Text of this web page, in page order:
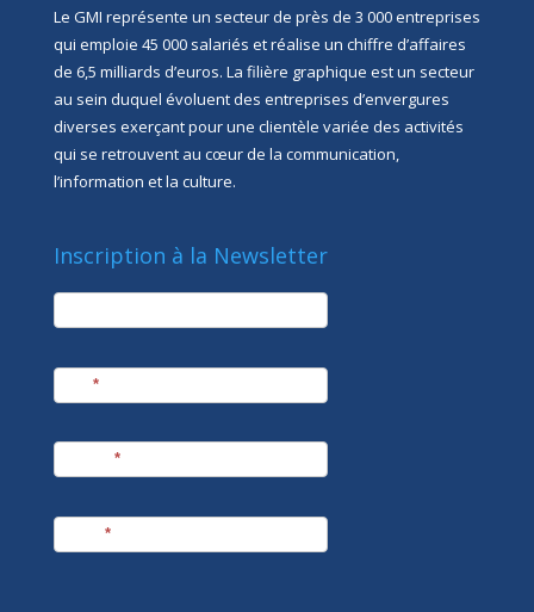
Le GMI représente un secteur de près de 3 000 entreprises
qui emploie 45 000 salariés et réalise un chiffre d’affaires
de 6,5 milliards d’euros. La filière graphique est un secteur
au sein duquel évoluent des entreprises d’envergures
diverses exerçant pour une clientèle variée des activités
qui se retrouvent au cœur de la communication,
l’information et la culture.
Inscription à la Newsletter
newsletter
*
*
*